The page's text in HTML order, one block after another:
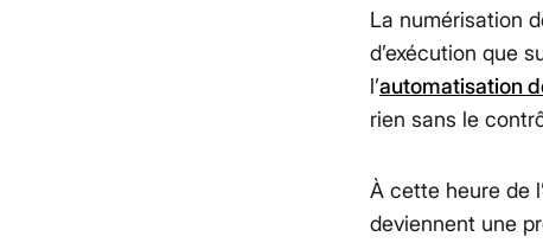
La numérisation
d’exécution que
l’automatisation
rien sans le
À cette heure de
deviennent une